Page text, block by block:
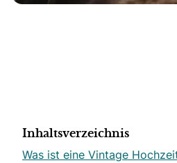
Inhaltsverzeichnis
Was ist eine Vintage